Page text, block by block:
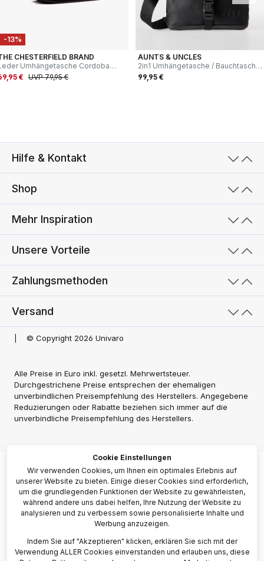
-13%
CHESTERFIELD BRAND
Umhängetasche Cordoba
€ UVP 79,95 €
AUNTS & UNCLES
2in1 Umhängetasche / Bauchtasche
Tsu schwarz
99,95 €
Hilfe & Kontakt
Shop
Mehr Inspiration
Unsere Vorteile
Zahlungsmethoden
Versand
© Copyright 2026 Univaro
Alle Preise in Euro inkl. gesetzl. Mehrwertsteuer.
Durchgestrichene Preise entsprechen der ehemaligen
unverbindlichen Preisempfehlung des Herstellers. Angegebene
Reduzierungen oder Rabatte beziehen sich immer auf die
unverbindliche Preisempfehlung des Herstellers.
Cookie Einstellungen
Wir verwenden Cookies, um Ihnen ein optimales Erlebnis auf
unserer Website zu bieten. Einige dieser Cookies sind erforderlich,
um die grundlegenden Funktionen der Website zu gewährleisten,
während andere uns dabei helfen, Ihre Nutzung der Website zu
analysieren und zu verbessern sowie personalisierte Inhalte und
Werbung anzuzeigen.
Indem Sie auf "Akzeptieren" klicken, erklären Sie sich mit der
Verwendung ALLER Cookies einverstanden und erlauben uns, diese